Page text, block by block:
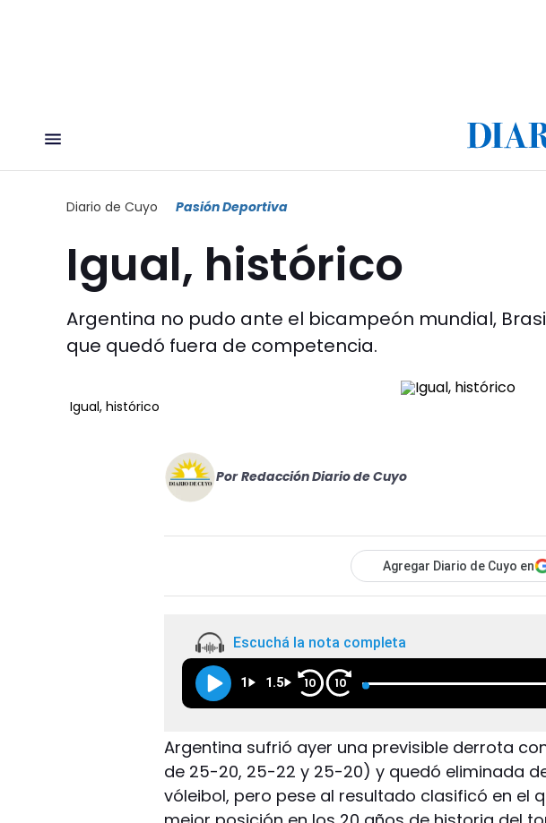
Diario de Cuyo Pasión Deportiva
Igual, histórico
Argentina no pudo ante el bicampeón mundial,
que quedó fuera de competencia.
Igual, histórico
Por Redacción Diario de Cuyo
Agregar Diario de Cuyo en
Escuchá la nota completa
1 1.5 10 10
Argentina sufrió ayer una previsible derrota
de 25-20, 25-22 y 25-20) y quedó eliminada
vóleibol, pero pese al resultado clasificó en el